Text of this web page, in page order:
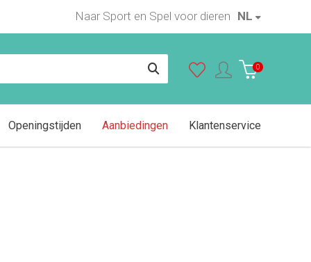
NL
Naar Sport en Spel voor dieren
0
Klantenservice
Aanbiedingen
Openingstijden